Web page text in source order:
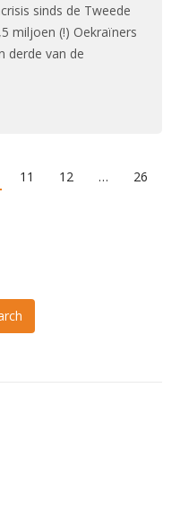
sinds de Tweede
miljoen (!) Oekraïners
derde van de
11 12 …
26